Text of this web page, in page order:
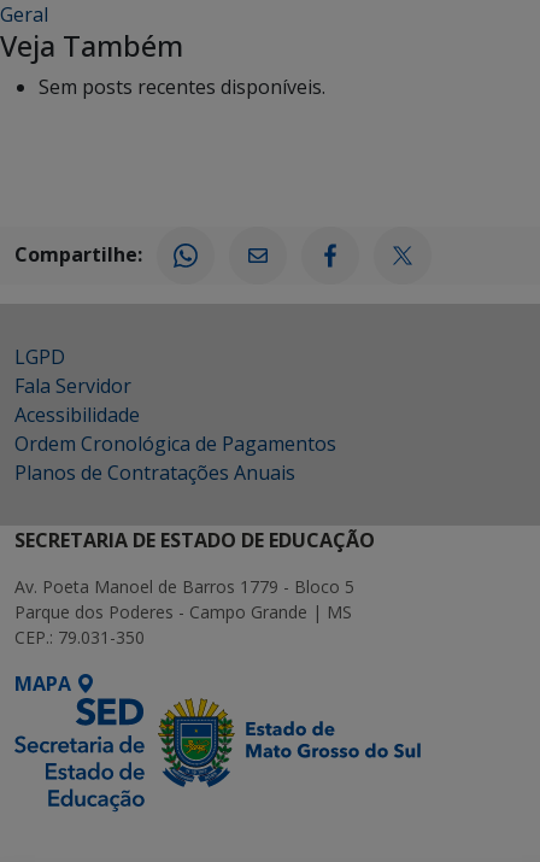
Geral
Veja Também
Sem posts recentes disponíveis.
Compartilhe:
LGPD
Fala Servidor
Acessibilidade
Ordem Cronológica de Pagamentos
Planos de Contratações Anuais
SECRETARIA DE ESTADO DE EDUCAÇÃO
Av. Poeta Manoel de Barros 1779 - Bloco 5
Parque dos Poderes - Campo Grande | MS
CEP.: 79.031-350
MAPA